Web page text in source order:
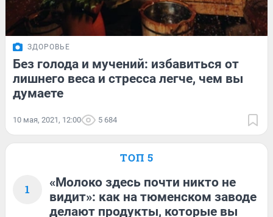
ЗДОРОВЬЕ
Без голода и мучений: избавиться от
лишнего веса и стресса легче, чем вы
думаете
10 мая, 2021, 12:00 5 684
ТОП 5
1
«Молоко здесь почти никто не
видит»: как на тюменском заводе
делают продукты, которые вы